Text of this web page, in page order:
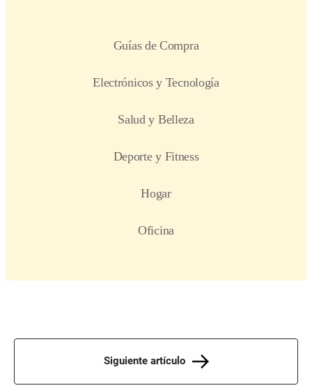
Siguiente artículo